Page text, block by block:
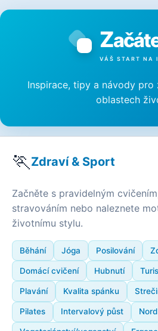
Z
VÁŠ START NA
Inspirace, tipy a návody
oblastech
🏃 Zdraví & Sport
Začněte s pravidelným
stravováním nebo naleznete
životnímu stylu.
Běhání Jóga Posilování
Domácí cvičení Hubnutí
Plavání Kvalita spánku
Pilates Intervalový půst